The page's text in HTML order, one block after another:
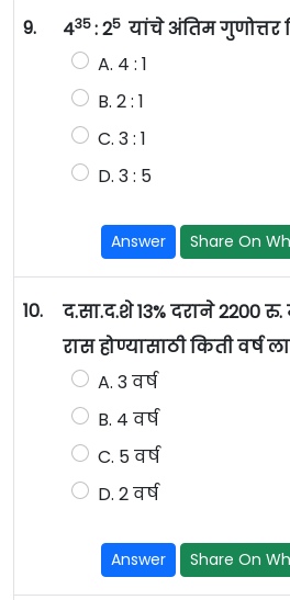
9. 435: 25 यांचे अंतिम गुणोत्तर
A. 4 : 1
B. 2 : 1
C. 3 : 1
D. 3 : 5
Answer Share On
10.
द.सा.द.शे 13% दराने 2200
रास होण्यासाठी किती वर्ष
A. 3 वर्ष
B. 4 वर्ष
C. 5 वर्ष
D. 2 वर्ष
Answer Share On